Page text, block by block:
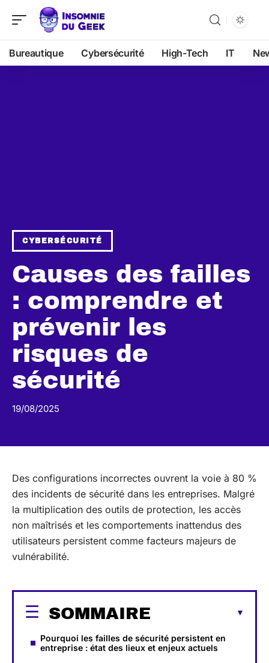
Bureautique Cybersécurité High-Tech IT
CYBERSÉCURITÉ
Causes des failles
: comprendre et
prévenir les
risques de
sécurité
19/08/2025
Des configurations incorrectes ouvrent la voie à 80 %
des incidents de sécurité dans les entreprises. Malgré
la multiplication des outils de protection, les accès
non maîtrisés et les comportements inattendus des
utilisateurs persistent comme facteurs majeurs de
vulnérabilité.
SOMMAIRE
Pourquoi les failles de sécurité persistent en
entreprise : état des lieux et enjeux actuels